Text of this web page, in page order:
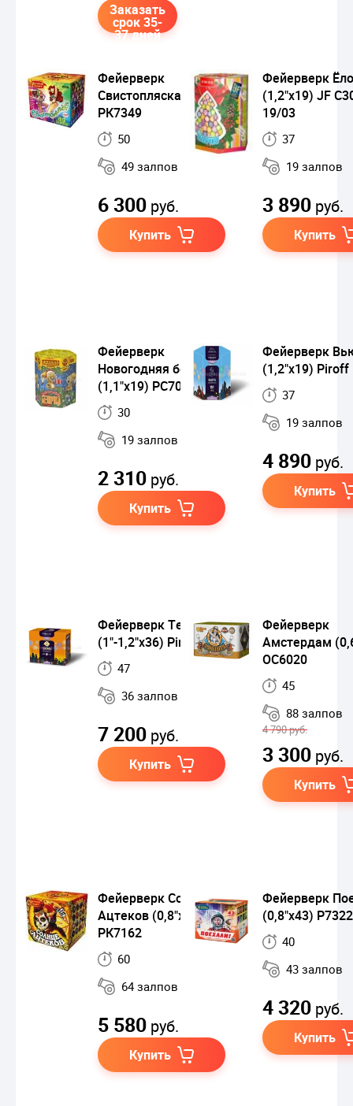
Заказать
срок 35-
37 дней
Фейерверк
Свистопляска (1"х49)
РК7349
50
49 залпов
6 300 руб.
Купить
Фейерверк
(1,2"х19) JF
19/03
37
19 залпов
3 890 руб.
Купить
Фейерверк
Новогодняя белочка
(1,1"х19) РС7079
30
19 залпов
2 310 руб.
Купить
Фейерверк
(1,2"х19) Piroff
37
19 залпов
4 890 руб.
Купить
Фейерверк Теремок
(1"-1,2"х36) Piroff
47
36 залпов
7 200 руб.
Купить
Фейерверк
Амстердам
ОС6020
45
88 залпов
4 790 руб.
3 300 руб.
Купить
Фейерверк Солнце
Ацтеков (0,8"х64)
РК7162
60
64 залпов
5 580 руб.
Купить
Фейерверк
(0,8"х43) Р7322
40
43 залпов
4 320 руб.
Купить